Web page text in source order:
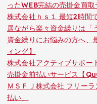
ったWEB完結の売掛金買
株式会社ｈｓ１ 最短2時間
居ながら楽々資金繰りは「
資金繰りにお悩みの方へ、
ィング】
株式会社アクティブサポ
売掛金前払いサービス【
ＭＳＦＪ株式会社 フリー
払い」